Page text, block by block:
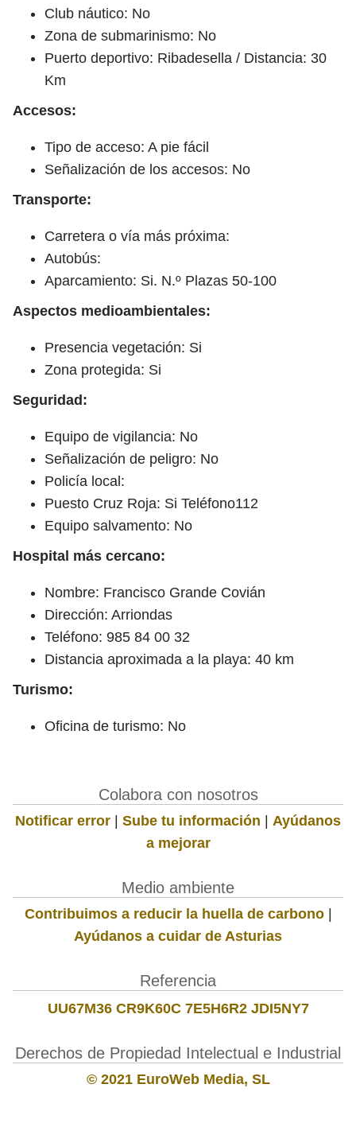
Club náutico: No
Zona de submarinismo: No
Puerto deportivo: Ribadesella / Distancia: 30
Km
Accesos:
Tipo de acceso: A pie fácil
Señalización de los accesos: No
Transporte:
Carretera o vía más próxima:
Autobús:
Aparcamiento: Si. N.º Plazas 50-100
Aspectos medioambientales:
Presencia vegetación: Si
Zona protegida: Si
Seguridad:
Equipo de vigilancia: No
Señalización de peligro: No
Policía local:
Puesto Cruz Roja: Si Teléfono112
Equipo salvamento: No
Hospital más cercano:
Nombre: Francisco Grande Covián
Dirección: Arriondas
Teléfono: 985 84 00 32
Distancia aproximada a la playa: 40 km
Turismo:
Oficina de turismo: No
Colabora con nosotros
Notificar error | Sube tu información | Ayúdanos
a mejorar
Medio ambiente
Contribuimos a reducir la huella de carbono|
Ayúdanos a cuidar de Asturias
Referencia
UU67M36 CR9K60C 7E5H6R2 JDI5NY7
Derechos de Propiedad Intelectual e Industrial
© 2021 EuroWeb Media, SL